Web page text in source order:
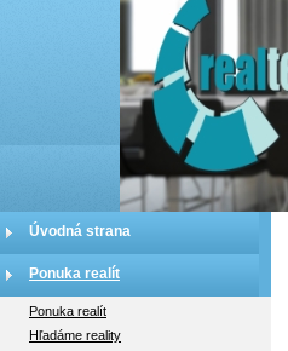
Úvodná strana
Ponuka realít
Ponuka realít
Hľadáme reality